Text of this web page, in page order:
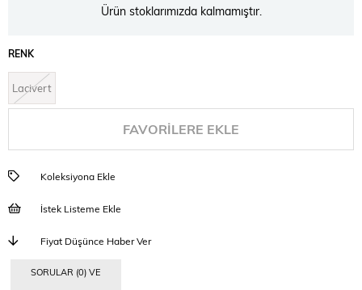
Ürün stoklarımızda kalmamıştır.
RENK
Lacivert
FAVORILERE EKLE
Koleksiyona Ekle
İstek Listeme Ekle
Fiyat Düşünce Haber Ver
SORULAR (0) VE